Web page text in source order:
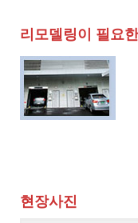
리모델링이 필요
현장사진